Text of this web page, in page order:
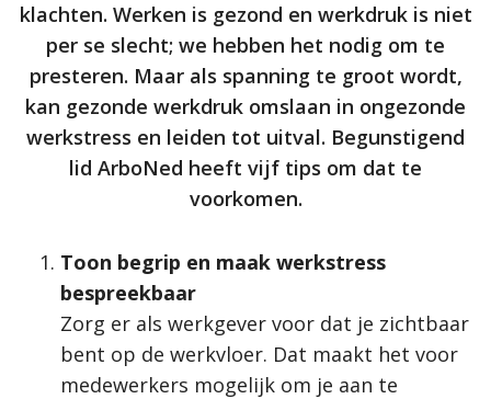
klachten. Werken is gezond en werkdruk is niet
per se slecht; we hebben het nodig om te
presteren. Maar als spanning te groot wordt,
kan gezonde werkdruk omslaan in ongezonde
werkstress en leiden tot uitval. Begunstigend
lid ArboNed heeft vijf tips om dat te
voorkomen.
Toon begrip en maak werkstress
bespreekbaar
Zorg er als werkgever voor dat je zichtbaar
bent op de werkvloer. Dat maakt het voor
medewerkers mogelijk om je aan te